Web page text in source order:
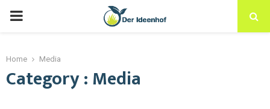
Home Media
Category : Media